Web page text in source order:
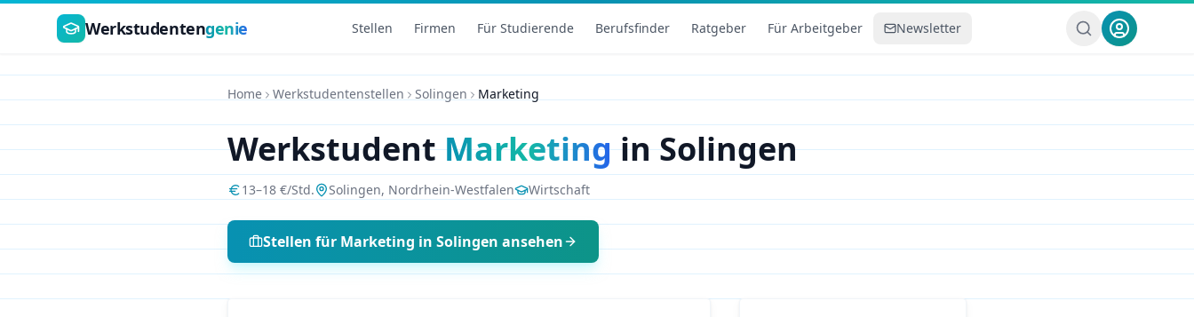
Zum Hauptinhalt springen
Werkstudentengenie Stellen Firmen Für Studierende Berufsfinder Ratgeber Für Arbeitgeber Newsletter
Home Werkstudentenstellen Solingen Marketing
WerkstudentMarketinginSolingen
13–18 €/Std. Solingen, Nordrhein-Westfalen Wirtschaft
Stellen für Marketing in Solingen ansehen